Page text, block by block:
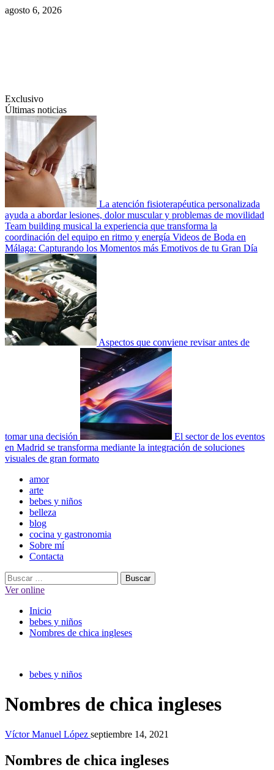
Saltar
agosto 6, 2026
Exclusivo
Últimas noticias
La atención fisioterapéutica personalizada
ayuda a abordar lesiones, dolor muscular y problemas de movilidad
Team building musical la experiencia que transforma la
coordinación del equipo en ritmo y energía Videos de Boda en
Málaga: Capturando los Momentos más Emotivos de tu Gran Día
Aspectos que conviene revisar antes de
tomar una decisión
El sector de los eventos
en Madrid se transforma mediante la integración de soluciones
visuales de gran formato
Menú
principal
amor
arte
bebes y niños
belleza
blog
cocina y gastronomia
Sobre mí
Contacta
Buscar:
Ver online
Inicio
bebes y niños
Nombres de chica ingleses
bebes y niños
Nombres de chica ingleses
Víctor Manuel López septiembre 14, 2021
Nombres de chica ingleses